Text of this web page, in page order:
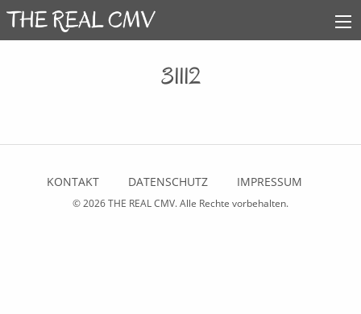
31112
KONTAKT DATENSCHUTZ IMPRESSUM
© 2026THE REAL CMV. Alle Rechte vorbehalten.